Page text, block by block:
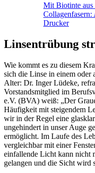
Mit Biotinte aus
Drucker
Linsentrübung
Wie kommt es zu diesem
sich die Linse in einem oder
Alter: Dr. Inger Lüdeke,
Vorstandsmitglied im
e.V. (BVA) weiß: „Der
Häufigkeit mit steigendem
wir in der Regel eine
ungehindert in unser Auge
ermöglicht. Im Laufe des
vergleichbar mit einer
einfallende Licht kann nicht
gelangen und die Sicht wird